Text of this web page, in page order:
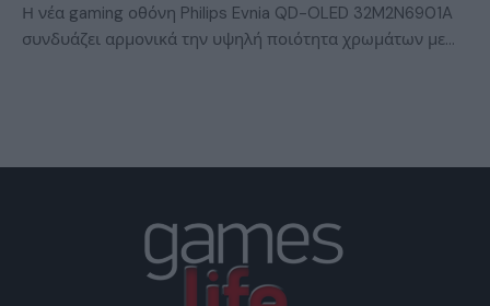
Η νέα gaming οθόνη Philips Evnia QD-OLED 32M2N6901A
συνδυάζει αρμονικά την υψηλή ποιότητα χρωμάτων με…